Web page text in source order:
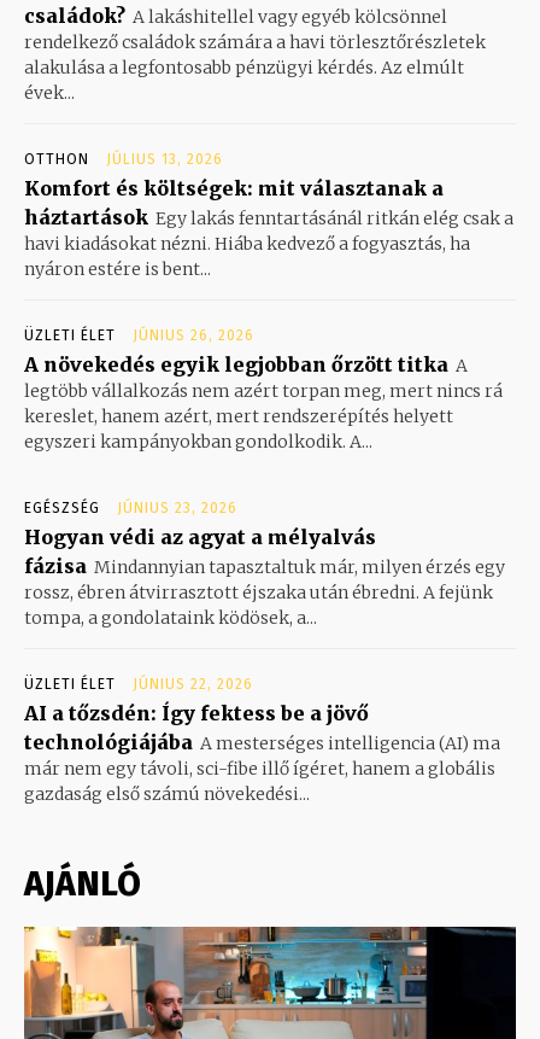
családok? A lakáshitellel vagy egyéb kölcsönnel
rendelkező családok számára a havi törlesztőrészletek
alakulása a legfontosabb pénzügyi kérdés. Az elmúlt
évek...
OTTHON JÚLIUS 13, 2026
Komfort és költségek: mit választanak a
háztartások Egy lakás fenntartásánál ritkán elég csak a
havi kiadásokat nézni. Hiába kedvező a fogyasztás, ha
nyáron estére is bent...
ÜZLETI ÉLET JÚNIUS 26, 2026
A növekedés egyik legjobban őrzött titka A
legtöbb vállalkozás nem azért torpan meg, mert nincs rá
kereslet, hanem azért, mert rendszerépítés helyett
egyszeri kampányokban gondolkodik. A...
EGÉSZSÉG JÚNIUS 23, 2026
Hogyan védi az agyat a mélyalvás
fázisa Mindannyian tapasztaltuk már, milyen érzés egy
rossz, ébren átvirrasztott éjszaka után ébredni. A fejünk
tompa, a gondolataink ködösek, a...
ÜZLETI ÉLET JÚNIUS 22, 2026
AI a tőzsdén: Így fektess be a jövő
technológiájába A mesterséges intelligencia (AI) ma
már nem egy távoli, sci-fibe illő ígéret, hanem a globális
gazdaság első számú növekedési...
AJÁNLÓ